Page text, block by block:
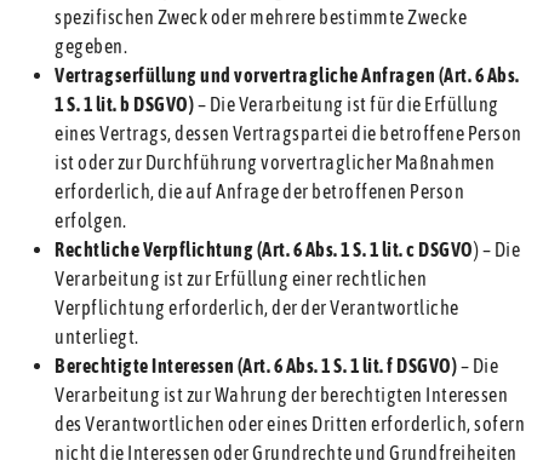
spezifischen Zweck oder mehrere bestimmte Zwecke
gegeben.
Vertragserfüllung und vorvertragliche Anfragen (Art. 6 Abs.
1 S. 1 lit. b DSGVO)– Die Verarbeitung ist für die Erfüllung
eines Vertrags, dessen Vertragspartei die betroffene Person
ist oder zur Durchführung vorvertraglicher Maßnahmen
erforderlich, die auf Anfrage der betroffenen Person
erfolgen.
Rechtliche Verpflichtung (Art. 6 Abs. 1 S. 1 lit. c DSGVO) – Die
Verarbeitung ist zur Erfüllung einer rechtlichen
Verpflichtung erforderlich, der der Verantwortliche
unterliegt.
Berechtigte Interessen (Art. 6 Abs. 1 S. 1 lit. f DSGVO)– Die
Verarbeitung ist zur Wahrung der berechtigten Interessen
des Verantwortlichen oder eines Dritten erforderlich, sofern
nicht die Interessen oder Grundrechte und Grundfreiheiten